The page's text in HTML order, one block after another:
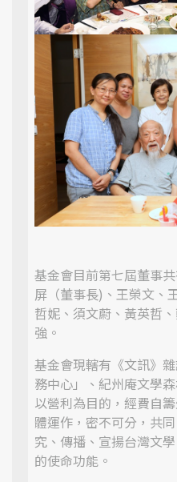
基金會目前第七屆董事
屏（董事長)、王榮文、
哲妮、須文蔚、黃英哲
強。
基金會現轄有《文訊》
務中心」、紀州庵文學
以營利為目的，經費自
體運作，密不可分，共
究、傳播、宣揚台灣文
的使命功能。